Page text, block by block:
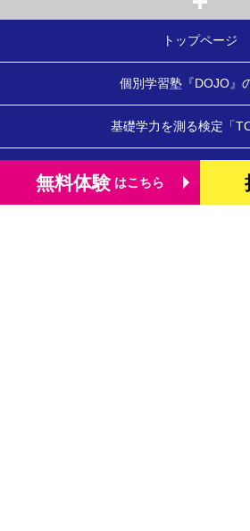
トップページ
個別学習塾『DOJO』
基礎学力を測る検定「
無料体験 はこちら